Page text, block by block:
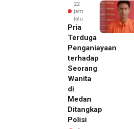
22
jam
lalu
Pria
Terduga
Penganiayaan
terhadap
Seorang
Wanita
di
Medan
Ditangkap
Polisi